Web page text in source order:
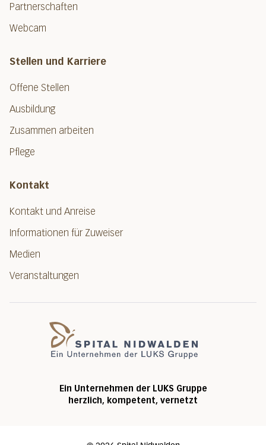
Partnerschaften
Webcam
Stellen und Karriere
Offene Stellen
Ausbildung
Zusammen arbeiten
Pflege
Kontakt
Kontakt und Anreise
Informationen für Zuweiser
Medien
Veranstaltungen
Ein Unternehmen der LUKS Gruppe
herzlich, kompetent, vernetzt